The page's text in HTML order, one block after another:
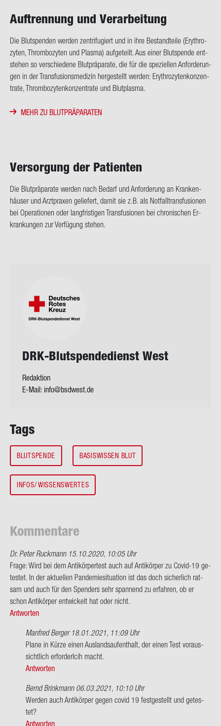
Auf­tren­nung und Ver­ar­bei­tung
Die Blut­spen­den wer­den zen­tri­fu­gi­ert und in ihre Be­stand­tei­le (Ery­thro­
zy­ten, Throm­bo­zy­ten und Plas­ma) auf­ge­teilt. Aus einer Blut­spen­de ent­
ste­hen so ver­schie­de­ne Blut­prä­pa­ra­te, die für die spe­zi­el­len An­for­de­run­
gen in der Trans­fu­si­ons­me­di­zin her­ge­stellt wer­den: Ery­thro­zy­ten­kon­zen­
tra­te, Throm­bo­zy­ten­kon­zen­tra­te und Blut­plas­ma.
MEHR ZU BLUTPRÄPARATEN
Ver­sor­gung der Pa­ti­en­ten
Die Blut­prä­pa­ra­te wer­den nach Be­darf und An­for­de­rung an Kran­ken­
häu­ser und Arzt­pra­xen ge­lie­fert, damit sie z.B. als Not­fall­trans­fu­sio­nen
bei Ope­ra­tio­nen oder lang­fris­ti­gen Trans­fu­sio­nen bei chro­ni­schen Er­
kran­kun­gen zur Ver­fü­gung ste­hen.
DRK-​Blutspendedienst West
Redaktion
E-Mail: info@bsdwest.de
Tags
BLUTSPENDE BASISWISSEN BLUT
INFOS/ WISSENSWERTES
Kom­men­ta­re
Dr. Peter Ruckmann15.10.2020, 10:05 Uhr
Frage: Wird bei dem An­ti­kör­per­test auch auf An­ti­kör­per zu Covid-​19 ge­
tes­tet. In der ak­tu­el­len Pan­de­mie­si­tua­ti­on ist das doch si­cher­lich rat­
sam und auch für den Spen­ders sehr span­nend zu er­fah­ren, ob er
schon An­ti­kör­per ent­wi­ckelt hat oder nicht.
Antworten
Manfred Berger18.01.2021, 11:09 Uhr
Ant­
wort
auf
Wird
bei
dem…
Plane in Kürze einen Aus­lands­auf­ent­halt, der einen Test vor­aus­
sicht­lich er­for­derl­cih macht.
Antworten
Bernd Brinkmann 06.03.2021, 10:10 Uhr
Ant­
wort
auf
Wer­den auch An­ti­kör­per gegen covid 19 fest­ge­stellt und ge­tes­
tet?
Antworten